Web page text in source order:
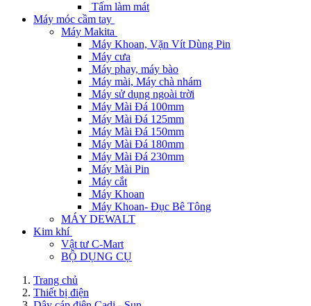
Tấm làm mát
Máy móc cầm tay
Máy Makita
Máy Khoan, Vặn Vít Dùng Pin
Máy cưa
Máy phay, máy bào
Máy mài, Máy chà nhám
Máy sử dụng ngoài trời
Máy Mài Đá 100mm
Máy Mài Đá 125mm
Máy Mài Đá 150mm
Máy Mài Đá 180mm
Máy Mài Đá 230mm
Máy Mài Pin
Máy cắt
Máy Khoan
Máy Khoan- Đục Bê Tông
MÁY DEWALT
Kim khí
Vật tư C-Mart
BỘ DỤNG CỤ
Trang chủ
Thiết bị điện